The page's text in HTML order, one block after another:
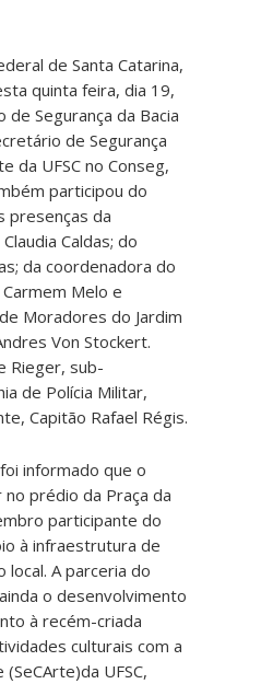
de Santa Catarina,
quinta feira, dia 19,
Segurança da Bacia
de Segurança
da UFSC no Conseg,
participou do
presenças da
Caldas; do
da coordenadora do
Melo e
Moradores do Jardim
Von Stockert.
Rieger, sub-
de Polícia Militar,
Capitão Rafael Régis.
informado que o
no prédio da Praça da
participante do
à infraestrutura de
local. A parceria do
o desenvolvimento
à recém-criada
culturais com a
UFSC,